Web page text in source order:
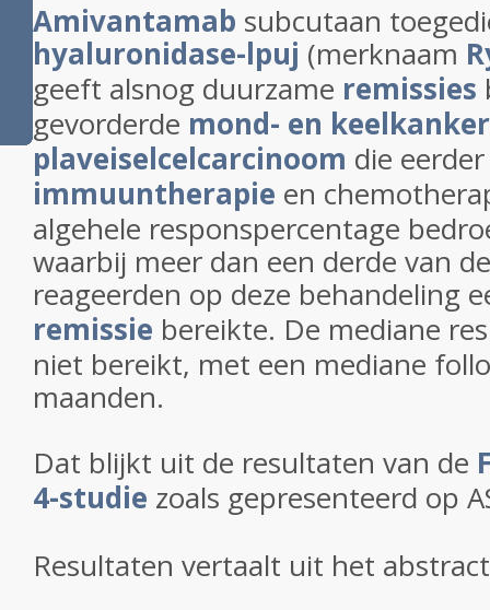
Amivantamab subcutaan
hyaluronidase-lpuj (merknaam
geeft alsnog duurzame remissies
gevorderde mond- en keelkanker
plaveiselcelcarcinoom die
immuuntherapie en
algehele responspercentage
waarbij meer dan een derde van
reageerden op deze behandeling
remissie bereikte. De mediane
niet bereikt, met een mediane
maanden.
Dat blijkt uit de resultaten van de
4-studie zoals gepresenteerd op
Resultaten vertaalt uit het